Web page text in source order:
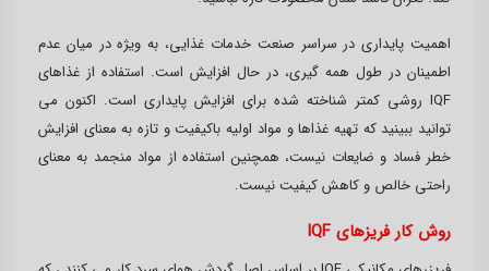
اهمیت پایداری در سراسر صنعت خدمات غذایی، به ویژه در میان عدم
اطمینان در طول همه گیری، در حال افزایش است. استفاده از غذاهای
IQF روشی کمتر شناخته شده برای افزایش پایداری است. اکنون می
توانید ببینید که تهیه غذاها و مواد اولیه باکیفیت و تازه به معنای افزایش
خطر فساد و ضایعات نیست، همچنین استفاده از مواد منجمد به معنای
راحتی خالص و کاهش کیفیت نیست.
روش کار فریزهای IQF